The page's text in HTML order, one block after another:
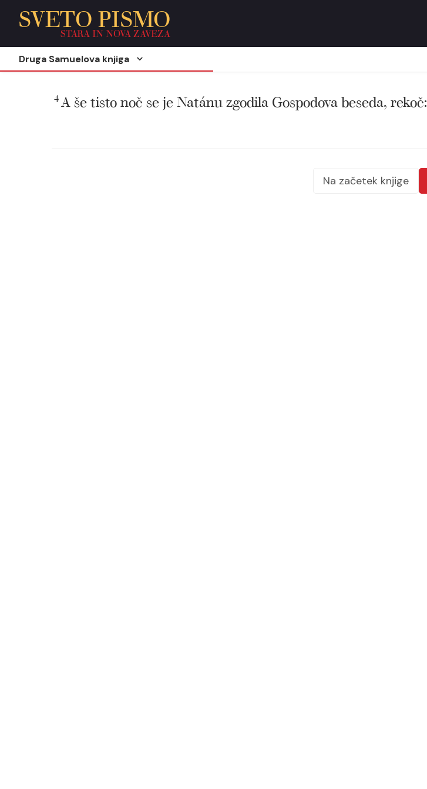
SVETO PISMO
STARA IN NOVA ZAVEZA
Druga Samuelova knjiga
4A še tisto noč se je Natánu zgodila Gospodova beseda, rekoč:
Na začetek knjige